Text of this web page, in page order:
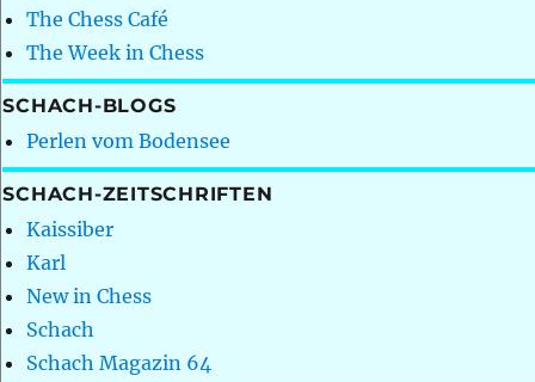
The Chess Café
The Week in Chess
SCHACH-BLOGS
Perlen vom Bodensee
SCHACH-ZEITSCHRIFTEN
Kaissiber
Karl
New in Chess
Schach
Schach Magazin 64